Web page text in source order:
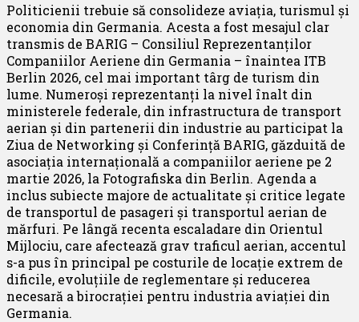
Politicienii trebuie să consolideze aviația, turismul și
economia din Germania. Acesta a fost mesajul clar
transmis de BARIG – Consiliul Reprezentanților
Companiilor Aeriene din Germania – înaintea ITB
Berlin 2026, cel mai important târg de turism din
lume. Numeroși reprezentanți la nivel înalt din
ministerele federale, din infrastructura de transport
aerian și din partenerii din industrie au participat la
Ziua de Networking și Conferință BARIG, găzduită de
asociația internațională a companiilor aeriene pe 2
martie 2026, la Fotografiska din Berlin. Agenda a
inclus subiecte majore de actualitate și critice legate
de transportul de pasageri și transportul aerian de
mărfuri. Pe lângă recenta escaladare din Orientul
Mijlociu, care afectează grav traficul aerian, accentul
s-a pus în principal pe costurile de locație extrem de
dificile, evoluțiile de reglementare și reducerea
necesară a birocrației pentru industria aviației din
Germania.